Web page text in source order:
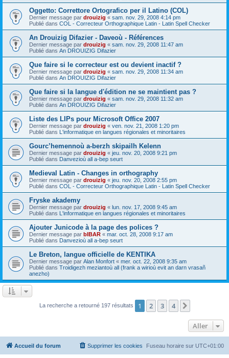
Oggetto: Correttore Ortografico per il Latino (COL)
Dernier message par drouizig « sam. nov. 29, 2008 4:14 pm
Publié dans COL - Correcteur Orthographique Latin - Latin Spell Checker
An Drouizig Difazier - Daveoù - Références
Dernier message par drouizig « sam. nov. 29, 2008 11:47 am
Publié dans An DROUIZIG Difazier
Que faire si le correcteur est ou devient inactif ?
Dernier message par drouizig « sam. nov. 29, 2008 11:34 am
Publié dans An DROUIZIG Difazier
Que faire si la langue d'édition ne se maintient pas ?
Dernier message par drouizig « sam. nov. 29, 2008 11:32 am
Publié dans An DROUIZIG Difazier
Liste des LIPs pour Microsoft Office 2007
Dernier message par drouizig « ven. nov. 21, 2008 1:20 pm
Publié dans L'informatique en langues régionales et minoritaires
Gourc’hemennoù a-berzh skipailh Kelenn
Dernier message par drouizig « jeu. nov. 20, 2008 9:21 pm
Publié dans Danvezioù all a-bep seurt
Medieval Latin - Changes in orthography
Dernier message par drouizig « jeu. nov. 20, 2008 2:55 pm
Publié dans COL - Correcteur Orthographique Latin - Latin Spell Checker
Fryske akademy
Dernier message par drouizig « lun. nov. 17, 2008 9:45 am
Publié dans L'informatique en langues régionales et minoritaires
Ajouter Junicode à la page des polices ?
Dernier message par bIBAR « mar. oct. 28, 2008 9:17 am
Publié dans Danvezioù all a-bep seurt
Le Breton, langue officielle de KENTIKA
Dernier message par Alan Monfort « mer. oct. 22, 2008 9:35 am
Publié dans Troidigezh meziantoù all (frank a wirioù evit an darn vrasañ
anezho)
La recherche a retourné 197 résultats 1 2 3 4
Aller
Accueil du forum Fuseau horaire sur UTC+01:00
Supprimer les cookies